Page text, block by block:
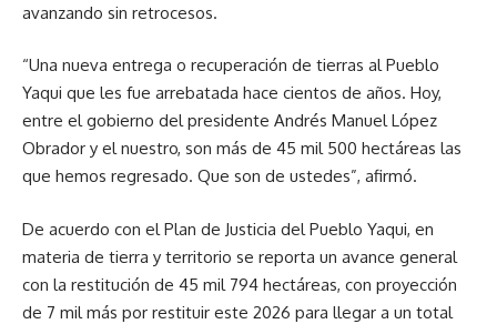
avanzando sin retrocesos.
“Una nueva entrega o recuperación de tierras al Pueblo
Yaqui que les fue arrebatada hace cientos de años. Hoy,
entre el gobierno del presidente Andrés Manuel López
Obrador y el nuestro, son más de 45 mil 500 hectáreas las
que hemos regresado. Que son de ustedes”, afirmó.
De acuerdo con el Plan de Justicia del Pueblo Yaqui, en
materia de tierra y territorio se reporta un avance general
con la restitución de 45 mil 794 hectáreas, con proyección
de 7 mil más por restituir este 2026 para llegar a un total